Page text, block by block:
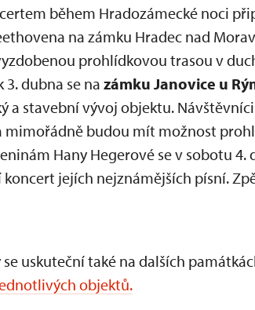
během Hradozámecké noci
na zámku Hradec nad
prohlídkovou trasou v
3. dubna se nazámku Janovice u
a stavební vývoj objektu.
mimořádně budou mít možnost
Hany Hegerové se v sobotu
koncert jejích nejznámějších písní.
uskuteční také na dalších
objektů.